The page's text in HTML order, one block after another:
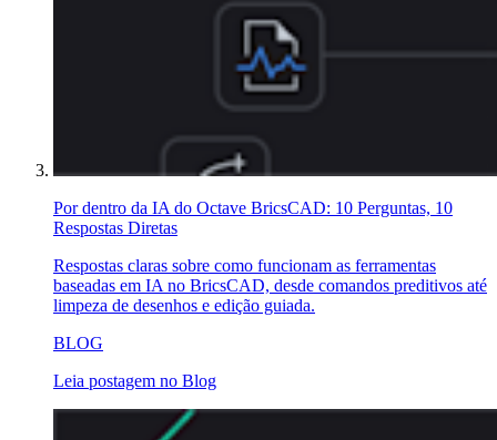
Por dentro da IA do Octave BricsCAD: 10 Perguntas, 10
Respostas Diretas
Respostas claras sobre como funcionam as ferramentas
baseadas em IA no BricsCAD, desde comandos preditivos até
limpeza de desenhos e edição guiada.
BLOG
Leia postagem no Blog